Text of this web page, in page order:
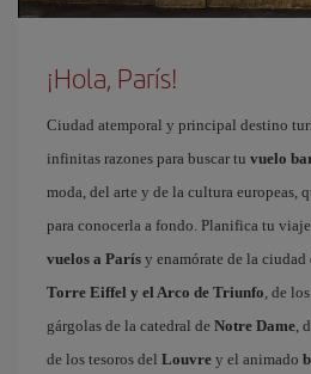
¡Hola, París!
Ciudad atemporal y principal destino
infinitas razones para buscar tu vuelo
moda, del arte y de la cultura europeas,
para conocerla a fondo. Planifica tu
vuelos a París y enamórate de la
Torre Eiffel y el Arco de Triunfo, de los
gárgolas de la catedral de Notre Dame,
de los tesoros del Louvre y el animado